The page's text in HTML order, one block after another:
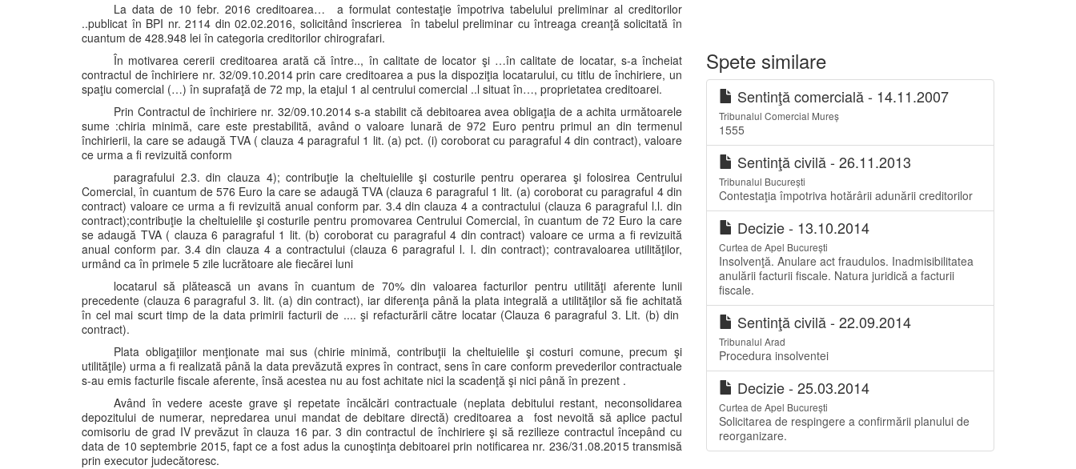
La data de 10 febr. 2016 creditoarea… a formulat contestaţie împotriva tabelului preliminar al creditorilor
..publicat în BPI nr. 2114 din 02.02.2016, solicitând înscrierea în tabelul preliminar cu întreaga creanţă solicitată în
cuantum de 428.948 lei în categoria creditorilor chirografari.
În motivarea cererii creditoarea arată că între.., în calitate de locator şi …în calitate de locatar, s-a încheiat
contractul de închiriere nr. 32/09.10.2014 prin care creditoarea a pus la dispoziţia locatarului, cu titlu de închiriere, un
spaţiu comercial (…) în suprafaţă de 72 mp, la etajul 1 al centrului comercial ..l situat în…, proprietatea creditoarei.
Prin Contractul de închiriere nr. 32/09.10.2014 s-a stabilit că debitoarea avea obligaţia de a achita următoarele
sume :chiria minimă, care este prestabilită, având o valoare lunară de 972 Euro pentru primul an din termenul
închirierii, la care se adaugă TVA ( clauza 4 paragraful 1 lit. (a) pct. (i) coroborat cu paragraful 4 din contract), valoare
ce urma a fi revizuită conform
paragrafului 2.3. din clauza 4); contribuţie la cheltuielile şi costurile pentru operarea şi folosirea Centrului
Comercial, în cuantum de 576 Euro la care se adaugă TVA (clauza 6 paragraful 1 lit. (a) coroborat cu paragraful 4 din
contract) valoare ce urma a fi revizuită anual conform par. 3.4 din clauza 4 a contractului (clauza 6 paragraful l.l. din
contract);contribuţie la cheltuielile şi costurile pentru promovarea Centrului Comercial, în cuantum de 72 Euro la care
se adaugă TVA ( clauza 6 paragraful 1 lit. (b) coroborat cu paragraful 4 din contract) valoare ce urma a fi revizuită
anual conform par. 3.4 din clauza 4 a contractului (clauza 6 paragraful l. l. din contract); contravaloarea utilităţilor,
urmând ca în primele 5 zile lucrătoare ale fiecărei luni
locatarul să plătească un avans în cuantum de 70% din valoarea facturilor pentru utilităţi aferente lunii
precedente (clauza 6 paragraful 3. lit. (a) din contract), iar diferenţa până la plata integrală a utilităţilor să fie achitată
în cel mai scurt timp de la data primirii facturii de .... şi refacturării către locatar (Clauza 6 paragraful 3. Lit. (b) din
contract).
Plata obligaţiilor menţionate mai sus (chirie minimă, contribuţii la cheltuielile şi costuri comune, precum şi
utilităţile) urma a fi realizată până la data prevăzută expres în contract, sens în care conform prevederilor contractuale
s-au emis facturile fiscale aferente, însă acestea nu au fost achitate nici la scadenţă şi nici până în prezent .
Având în vedere aceste grave şi repetate încălcări contractuale (neplata debitului restant, neconsolidarea
depozitului de numerar, nepredarea unui mandat de debitare directă) creditoarea a fost nevoită să aplice pactul
comisoriu de grad IV prevăzut în clauza 16 par. 3 din contractul de închiriere şi să rezilieze contractul începând cu
data de 10 septembrie 2015, fapt ce a fost adus la cunoştinţa debitoarei prin notificarea nr. 236/31.08.2015 transmisă
prin executor judecătoresc.
Spete similare
Sentinţă comercială - 14.11.2007
Tribunalul Comercial Mureș
1555
Sentinţă civilă - 26.11.2013
Tribunalul București
Contestaţia împotriva hotărârii adunării creditorilor
Decizie - 13.10.2014
Curtea de Apel București
Insolvenţă. Anulare act fraudulos. Inadmisibilitatea
anulării facturii fiscale. Natura juridică a facturii
fiscale.
Sentinţă civilă - 22.09.2014
Tribunalul Arad
Procedura insolventei
Decizie - 25.03.2014
Curtea de Apel București
Solicitarea de respingere a confirmării planului de
reorganizare.